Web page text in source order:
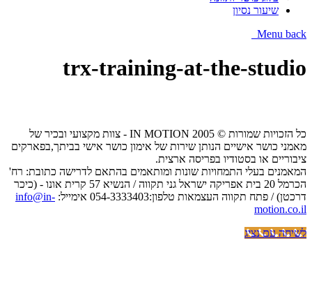
שיעור נסיון
Menu back
trx-training-at-the-studio
כל הזכויות שמורות © IN MOTION 2005 - צוות מקצועי ובכיר של
מאמני כושר אישיים הנותן שירות של אימון כושר אישי בביתך,בפארקים
ציבוריים או בסטודיו בפריסה ארצית.
המאמנים בעלי התמחויות שונות ומותאמים בהתאם לדרישה כתובת: רח'
הכרמל 20 בית אפריקה ישראל גני תקווה / הנשיא 57 קרית אונו - (כיכר
דרכטן) / פתח תקווה העצמאות טלפון:054-3333403 אימייל:
info@in-
motion.co.il
לשיחה עם נציג